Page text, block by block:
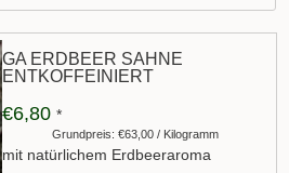
GA ERDBEER SAHNE
ENTKOFFEINIERT
€6,80 *
Grundpreis: €63,00 / Kilogramm
mit natürlichem Erdbeeraroma